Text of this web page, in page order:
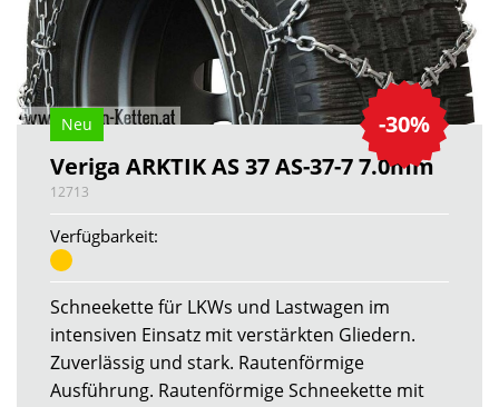
-30%
Neu
Veriga ARKTIK AS 37 AS-37-7 7.0mm
12713
Verfügbarkeit:
Schneekette für LKWs und Lastwagen im
intensiven Einsatz mit verstärkten Gliedern.
Zuverlässig und stark. Rautenförmige
Ausführung. Rautenförmige Schneekette mit